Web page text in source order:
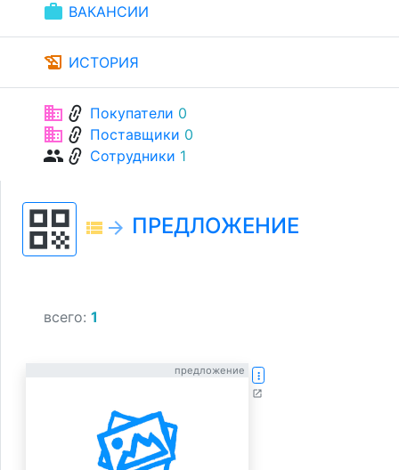
work ВАКАНСИИ
history_edu ИСТОРИЯ
businesslink Покупатели 0
businesslink Поставщики 0
grouplink Сотрудники 1
qr_code view_list arrow_forward ПРЕДЛОЖЕНИЕ
всего: 1
предложение more_vert
open_in_new